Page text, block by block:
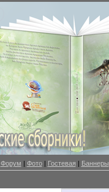
Форум | Фото| Гостевая | Баннеры